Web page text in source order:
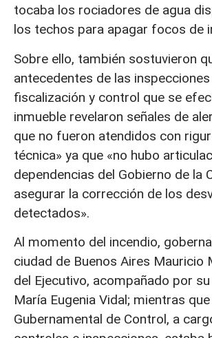
tocaba los rociadores de agua
los techos para apagar focos de
Sobre ello, también sostuvieron
antecedentes de las
fiscalización y control que se
inmueble revelaron señales de
que no fueron atendidos con
técnica» ya que «no hubo
dependencias del Gobierno de la
asegurar la corrección de los
detectados».
Al momento del incendio,
ciudad de Buenos Aires Mauricio
del Ejecutivo, acompañado por
María Eugenia Vidal; mientras
Gubernamental de Control, a